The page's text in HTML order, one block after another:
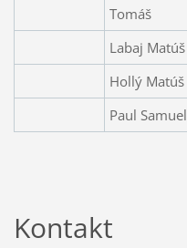
Tomáš
Labaj Matúš
Hollý Matúš
Paul Samuel
Kontakt